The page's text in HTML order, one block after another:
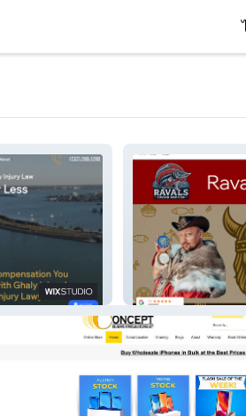
Ravals Caviar &